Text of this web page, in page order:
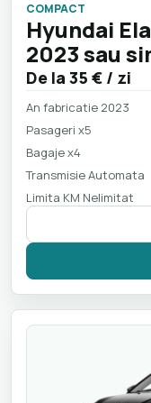
COMPACT
Hyundai
2023 sau
De la 35 € / zi
An fabricatie 2023
Pasageri x5
Bagaje x4
Transmisie Automata
Limita KM Nelimitat